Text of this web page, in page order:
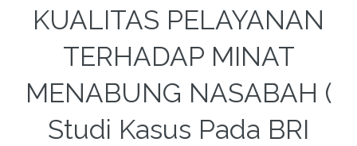
KUALITAS PELAYANAN
TERHADAP MINAT
MENABUNG NASABAH (
Studi Kasus Pada BRI